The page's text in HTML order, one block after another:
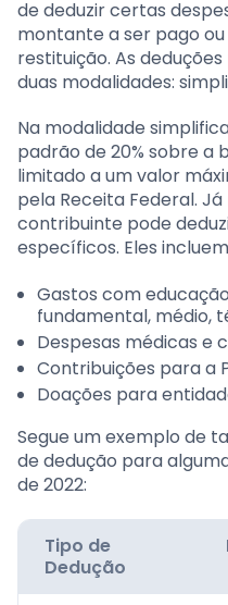
de deduzir certas
montante a ser pago
restituição. As
duas modalidades:
Na modalidade
padrão de 20% sobre a
limitado a um valor
pela Receita Federal.
contribuinte pode
específicos. Eles
Gastos com
fundamental, médio,
Despesas médicas e
Contribuições para a
Doações para
Segue um exemplo de
de dedução para
de 2022:
Tipo de
Dedução